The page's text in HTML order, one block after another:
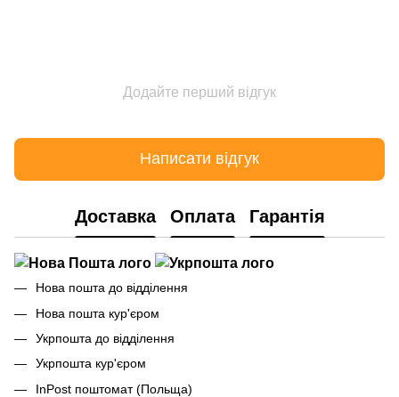
Додайте перший відгук
Написати відгук
Доставка Оплата Гарантія
Нова пошта до відділення
Нова пошта кур'єром
Укрпошта до відділення
Укрпошта кур'єром
InPost поштомат (Польща)